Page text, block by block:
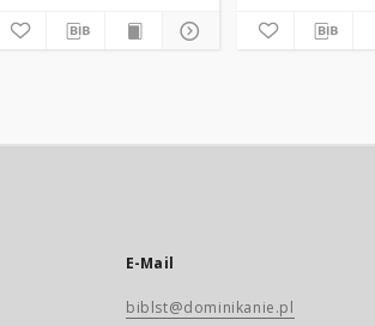
E-Mail
biblst@dominikanie.pl